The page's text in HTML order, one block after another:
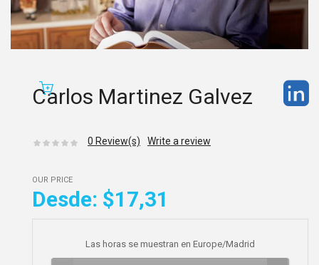
Carlos Martinez Galvez
0 Review(s) Write a review
OUR PRICE
Desde: $17,31
Las horas se muestran en Europe/Madrid